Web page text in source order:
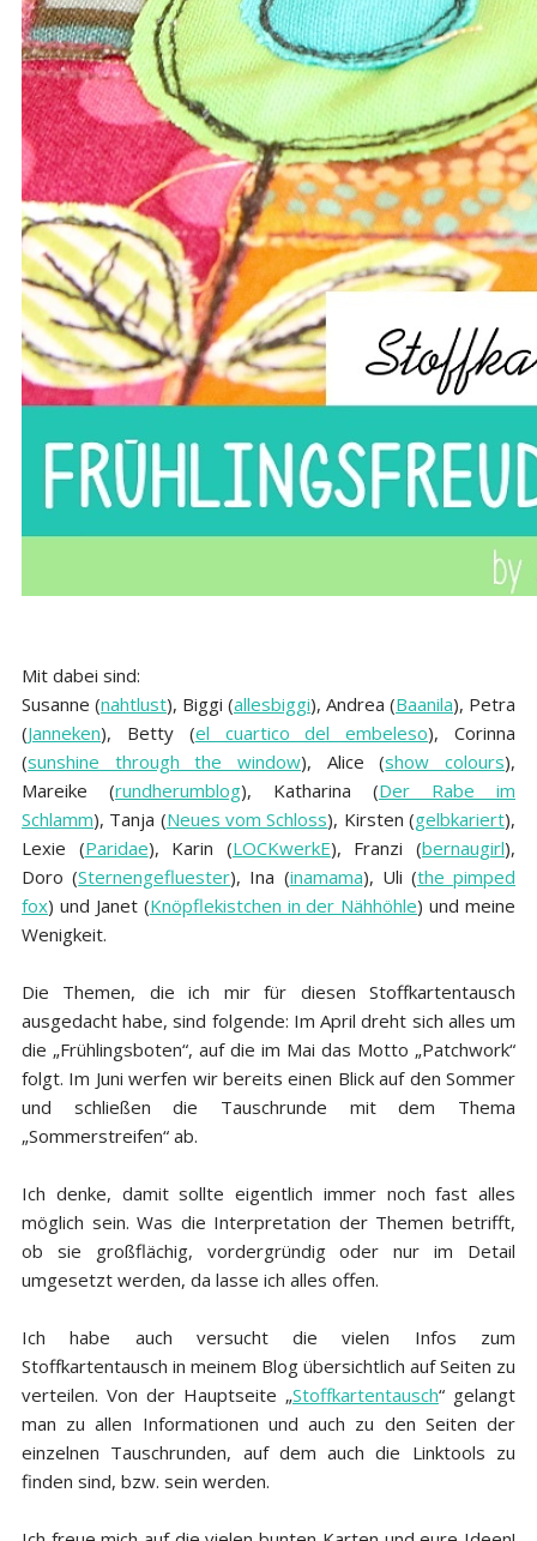
Mit dabei sind:
Susanne (nahtlust), Biggi (allesbiggi), Andrea (Baanila), Petra
(Janneken), Betty (el cuartico del embeleso), Corinna
(sunshine through the window), Alice (show colours),
Mareike (rundherumblog), Katharina (Der Rabe im
Schlamm), Tanja (Neues vom Schloss), Kirsten (gelbkariert),
Lexie (Paridae), Karin (LOCKwerkE), Franzi (bernaugirl),
Doro (Sternengefluester), Ina (inamama), Uli (the pimped
fox) und Janet (Knöpflekistchen in der Nähhöhle) und meine
Wenigkeit.
Die Themen, die ich mir für diesen Stoffkartentausch
ausgedacht habe, sind folgende: Im April dreht sich alles um
die „Frühlingsboten“, auf die im Mai das Motto „Patchwork“
folgt. Im Juni werfen wir bereits einen Blick auf den Sommer
und schließen die Tauschrunde mit dem Thema
„Sommerstreifen“ ab.
Ich denke, damit sollte eigentlich immer noch fast alles
möglich sein. Was die Interpretation der Themen betrifft,
ob sie großflächig, vordergründig oder nur im Detail
umgesetzt werden, da lasse ich alles offen.
Ich habe auch versucht die vielen Infos zum
Stoffkartentausch in meinem Blog übersichtlich auf Seiten zu
verteilen. Von der Hauptseite „Stoffkartentausch“ gelangt
man zu allen Informationen und auch zu den Seiten der
einzelnen Tauschrunden, auf dem auch die Linktools zu
finden sind, bzw. sein werden.